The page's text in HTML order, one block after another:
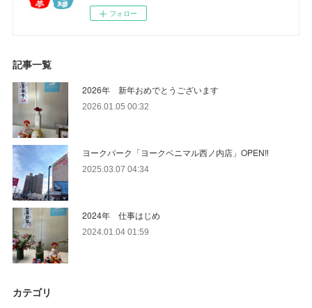
フォロー
記事一覧
2026年 新年おめでとうございます
2026.01.05 00:32
ヨークパーク「ヨークベニマル西ノ内店」OPEN‼
2025.03.07 04:34
2024年 仕事はじめ
2024.01.04 01:59
カテゴリ